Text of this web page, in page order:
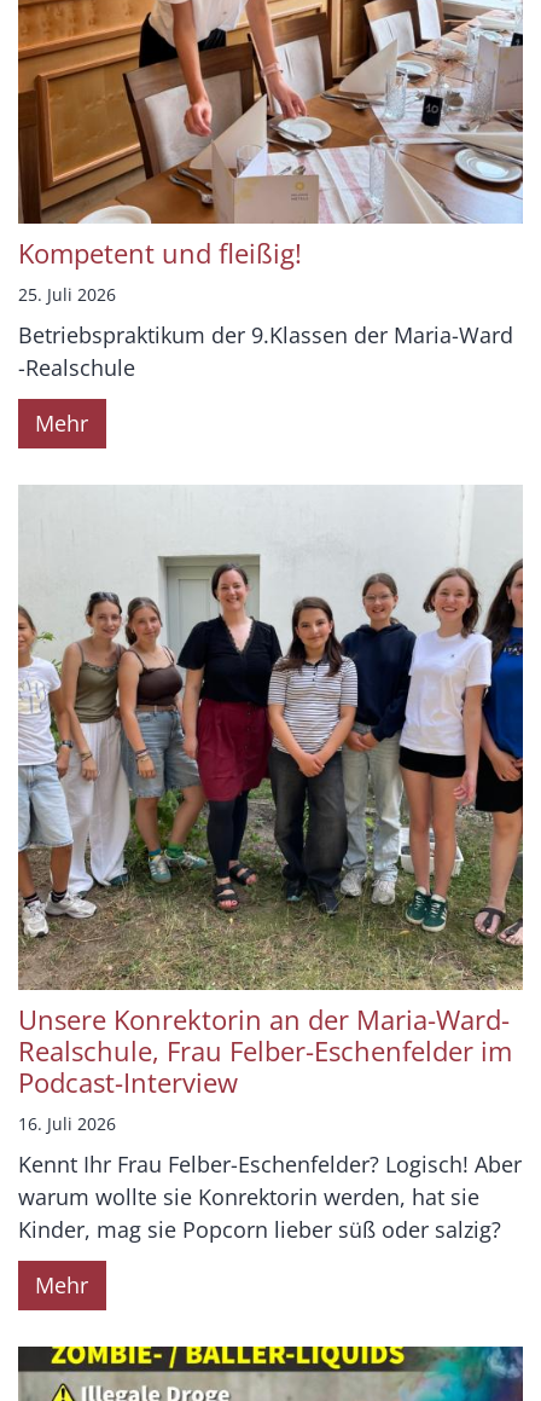
Kompetent und fleißig!
25. Juli 2026
Betriebspraktikum der 9.Klassen der Maria-Ward
-Realschule
Mehr
Unsere Konrektorin an der Maria-Ward-
Realschule, Frau Felber-Eschenfelder im
Podcast-Interview
16. Juli 2026
Kennt Ihr Frau Felber-Eschenfelder? Logisch! Aber
warum wollte sie Konrektorin werden, hat sie
Kinder, mag sie Popcorn lieber süß oder salzig?
Mehr